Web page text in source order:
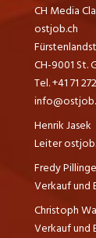
CH Media
ostjob.ch
CH-9001 St.
Tel. +41 71
Henrik Jasek
Leiter
Fredy
Verkauf und
Christoph
Verkauf und